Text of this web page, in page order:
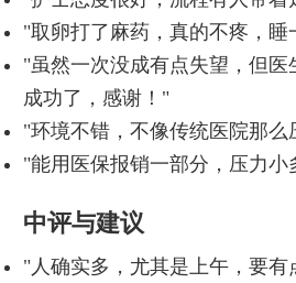
"取卵打了麻药，真的不疼，睡
"虽然一次没成有点失望，但医
成功了，感谢！"
"环境不错，不像传统医院那么
"能用医保报销一部分，压力小
中评与建议
"人确实多，尤其是上午，要有